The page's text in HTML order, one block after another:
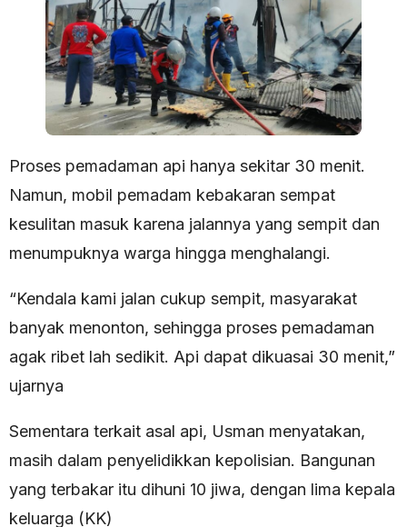
Proses pemadaman api hanya sekitar 30 menit.
Namun, mobil pemadam kebakaran sempat
kesulitan masuk karena jalannya yang sempit dan
menumpuknya warga hingga menghalangi.
“Kendala kami jalan cukup sempit, masyarakat
banyak menonton, sehingga proses pemadaman
agak ribet lah sedikit. Api dapat dikuasai 30 menit,”
ujarnya
Sementara terkait asal api, Usman menyatakan,
masih dalam penyelidikkan kepolisian. Bangunan
yang terbakar itu dihuni 10 jiwa, dengan lima kepala
keluarga (KK)